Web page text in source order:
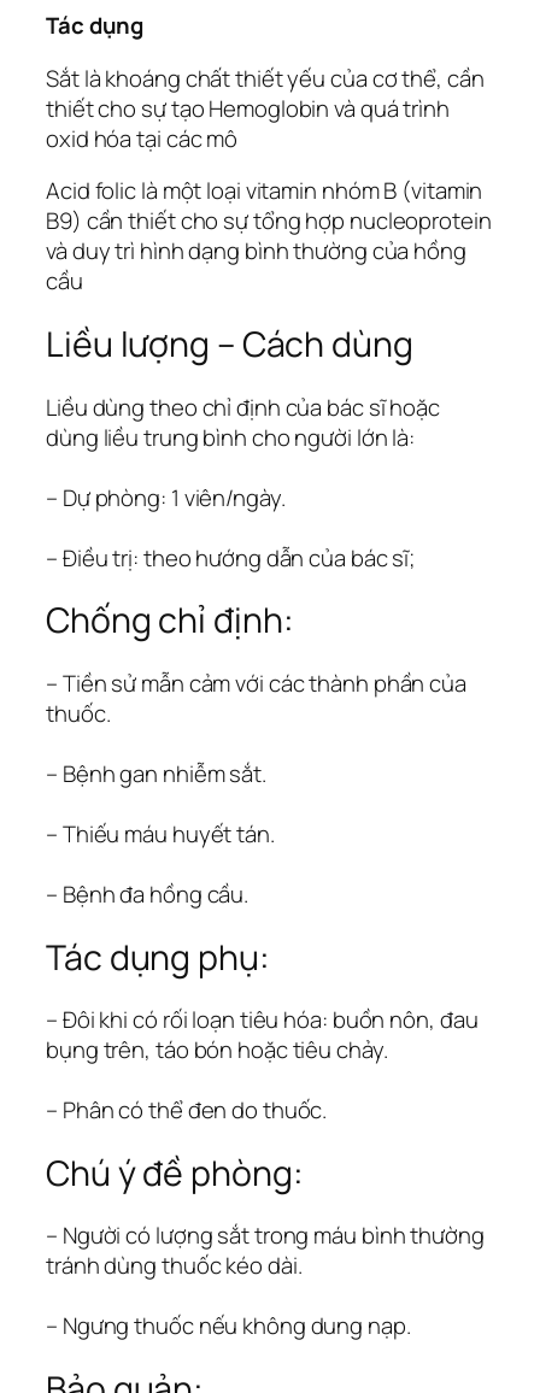
Tác dụng
Sắt là khoáng chất thiết yếu của cơ thể, cần
thiết cho sự tạo Hemoglobin và quá trình
oxid hóa tại các mô
Acid folic là một loại vitamin nhóm B (vitamin
B9) cần thiết cho sự tổng hợp nucleoprotein
và duy trì hình dạng bình thường của hồng
cầu
Liều lượng – Cách dùng
Liều dùng theo chỉ định của bác sĩ hoặc
dùng liều trung bình cho người lớn là:
– Dự phòng: 1 viên/ngày.
– Điều trị: theo hướng dẫn của bác sĩ;
Chống chỉ định:
– Tiền sử mẫn cảm với các thành phần của
thuốc.
– Bệnh gan nhiễm sắt.
– Thiếu máu huyết tán.
– Bệnh đa hồng cầu.
Tác dụng phụ:
– Đôi khi có rối loạn tiêu hóa: buồn nôn, đau
bụng trên, táo bón hoặc tiêu chảy.
– Phân có thể đen do thuốc.
Chú ý đề phòng:
– Người có lượng sắt trong máu bình thường
tránh dùng thuốc kéo dài.
– Ngưng thuốc nếu không dung nạp.